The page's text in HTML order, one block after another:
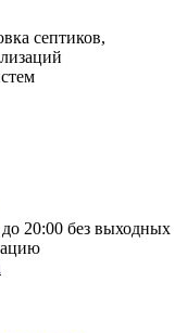
септиков,
20:00 без выходных